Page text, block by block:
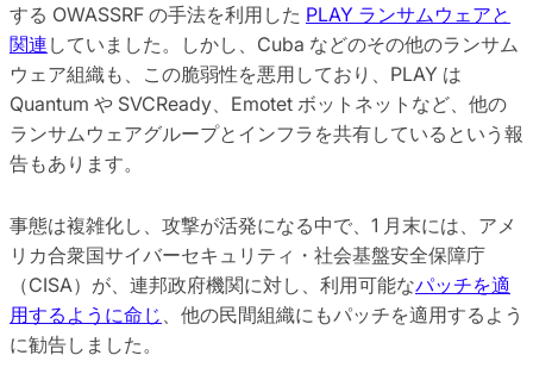
する OWASSRF の手法を利用した PLAY ランサムウェアと
関連 していました。しかし、Cuba などのその他のランサム
ウェア組織も、この脆弱性を悪用しており、PLAY は
Quantum や SVCReady、Emotet ボットネットなど、他の
ランサムウェアグループとインフラを共有しているという報
告もあります。
事態は複雑化し、攻撃が活発になる中で、1 月末には、アメ
リカ合衆国サイバーセキュリティ・社会基盤安全保障庁
（CISA）が、連邦政府機関に対し、利用可能なパッチを適
用するように命じ 、他の民間組織にもパッチを適用するよう
に勧告しました。